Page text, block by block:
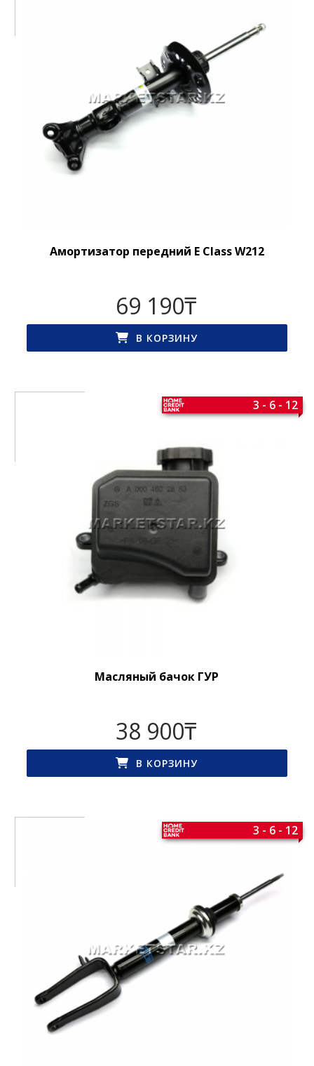
Амортизатор передний E Class W212
69 190₸
В КОРЗИНУ
Масляный бачок ГУР
3 - 6 - 12
38 900₸
В КОРЗИНУ
3 - 6 - 12